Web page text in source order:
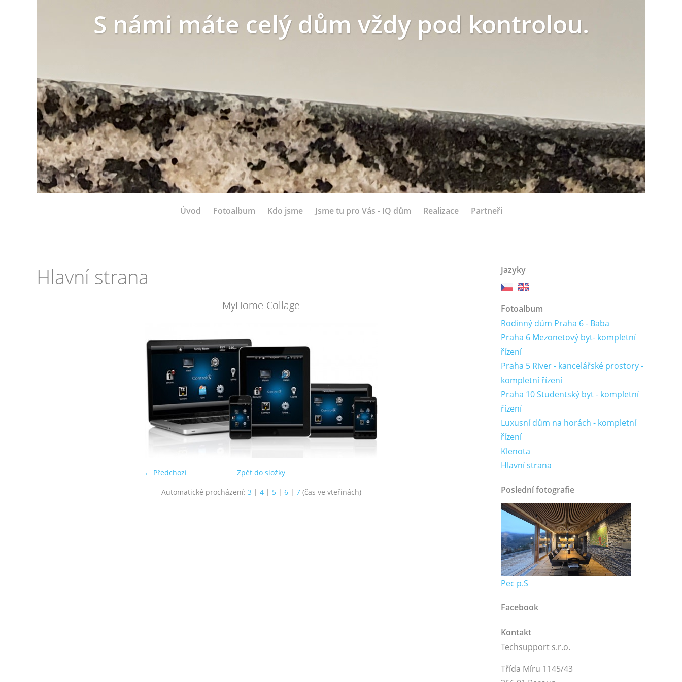
S námi máte celý dům vždy pod kontrolou.
Úvod Fotoalbum Kdo jsme Jsme tu pro Vás - IQ dům Realizace Partneři
Hlavní strana
MyHome-Collage
← Předchozí
Zpět do složky
Automatické procházení: 3 | 4| 5| 6| 7(čas ve vteřinách)
Jazyky
Fotoalbum
Rodinný dům Praha 6 - Baba
Praha 6 Mezonetový byt- kompletní
řízení
Praha 5 River - kancelářské prostory -
kompletní řízení
Praha 10 Studentský byt - kompletní
řízení
Luxusní dům na horách - kompletní
řízení
Klenota
Hlavní strana
Poslední fotografie
Pec p.S
Facebook
Kontakt
Techsupport s.r.o.
Třída Míru 1145/43